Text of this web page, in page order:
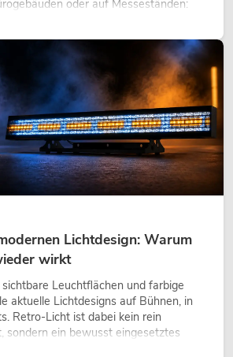
LED Bar 18
nicht mehr verfügbar
MTC-3204DSP 4-Kanal
oder auf Messeständen:
gehört heute längst zum
Lichtdesign: Warum
wirkt
Leuchtflächen und farbige
aktuelle Lichtdesigns auf Bühnen, in
Retro-Licht ist dabei kein rein
sondern ein bewusst eingesetztes
schafft Atmosphäre, gibt Szenen